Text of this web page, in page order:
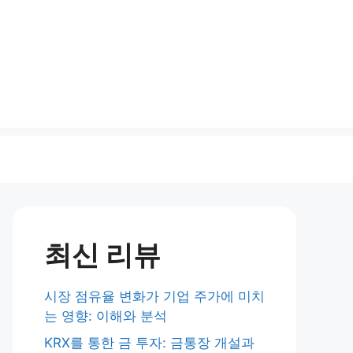
최신 리뷰
시장 점유율 변화가 기업 주가에 미치
는 영향: 이해와 분석
KRX를 통한 금 투자: 금통장 개설과